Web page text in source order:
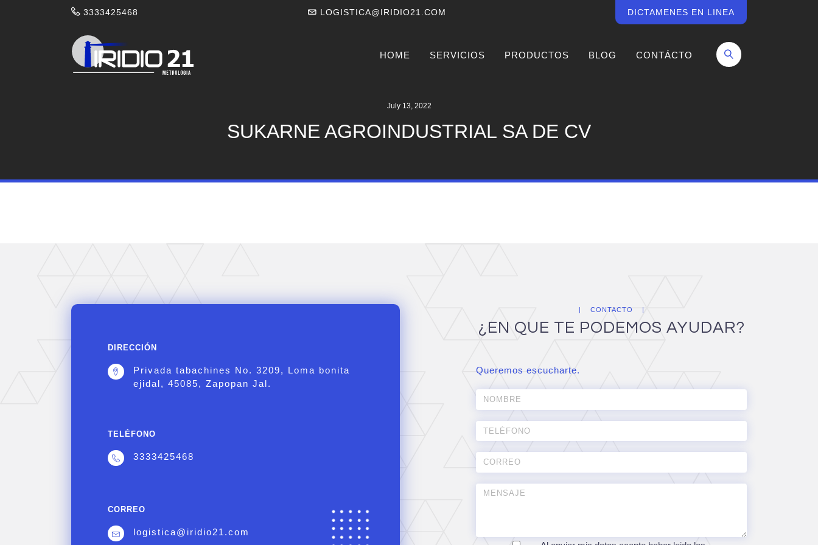
3333425468 LOGISTICA@IRIDIO21.COM DICTAMENES EN LINEA
HOME SERVICIOS PRODUCTOS BLOG CONTÁCTO
July 13, 2022
SUKARNE AGROINDUSTRIAL SA DE CV
DIRECCIÓN
Privada tabachines No. 3209, Loma bonita
ejidal, 45085, Zapopan Jal.
TELÉFONO
3333425468
CORREO
logistica@iridio21.com
CONTACTO
¿EN QUE TE PODEMOS AYUDAR?
Queremos escucharte.